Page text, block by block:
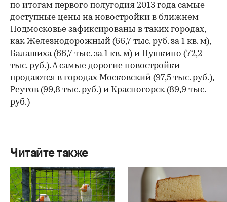
по итогам первого полугодия 2013 года самые
доступные цены на новостройки в ближнем
Подмосковье зафиксированы в таких городах,
как Железнодорожный (66,7 тыс. руб. за 1 кв. м),
Балашиха (66,7 тыс. за 1 кв. м) и Пушкино (72,2
тыс. руб.). А самые дорогие новостройки
продаются в городах Московский (97,5 тыс. руб.),
Реутов (99,8 тыс. руб.) и Красногорск (89,9 тыс.
руб.)
Читайте также